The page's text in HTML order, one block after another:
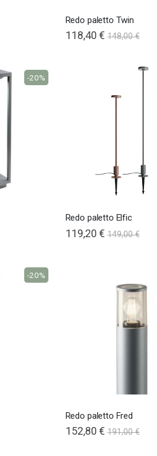
Redo paletto Twin
118,40 € 148,00 €
-20%
Redo paletto Elfic
119,20 € 149,00 €
-20%
Redo paletto Fred
152,80 € 191,00 €